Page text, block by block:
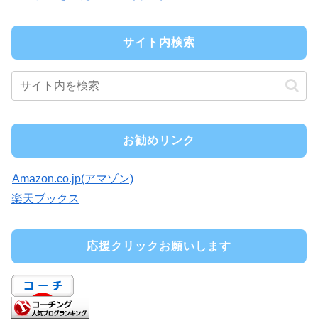
サイト内検索
お勧めリンク
Amazon.co.jp(アマゾン)
楽天ブックス
応援クリックお願いします